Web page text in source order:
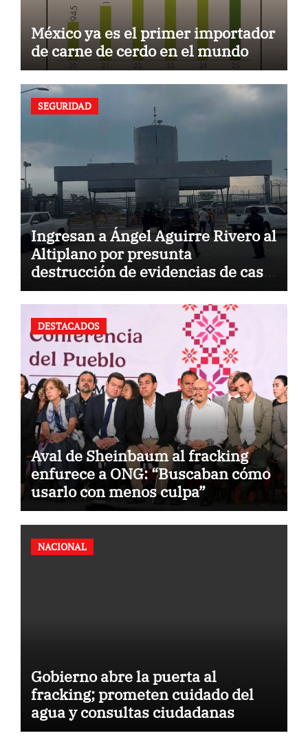
México ya es el primer importador
de carne de cerdo en el mundo
SEGURIDAD
Ingresan a Ángel Aguirre Rivero al
Altiplano por presunta
destrucción de evidencias de caso
Ayotzinapa
DESTACADOS
Aval de Sheinbaum al fracking
enfurece a ONG: “Buscaban cómo
usarlo con menos culpa”
NACIONAL
Gobierno abre la puerta al
fracking; prometen cuidado del
agua y consultas ciudadanas